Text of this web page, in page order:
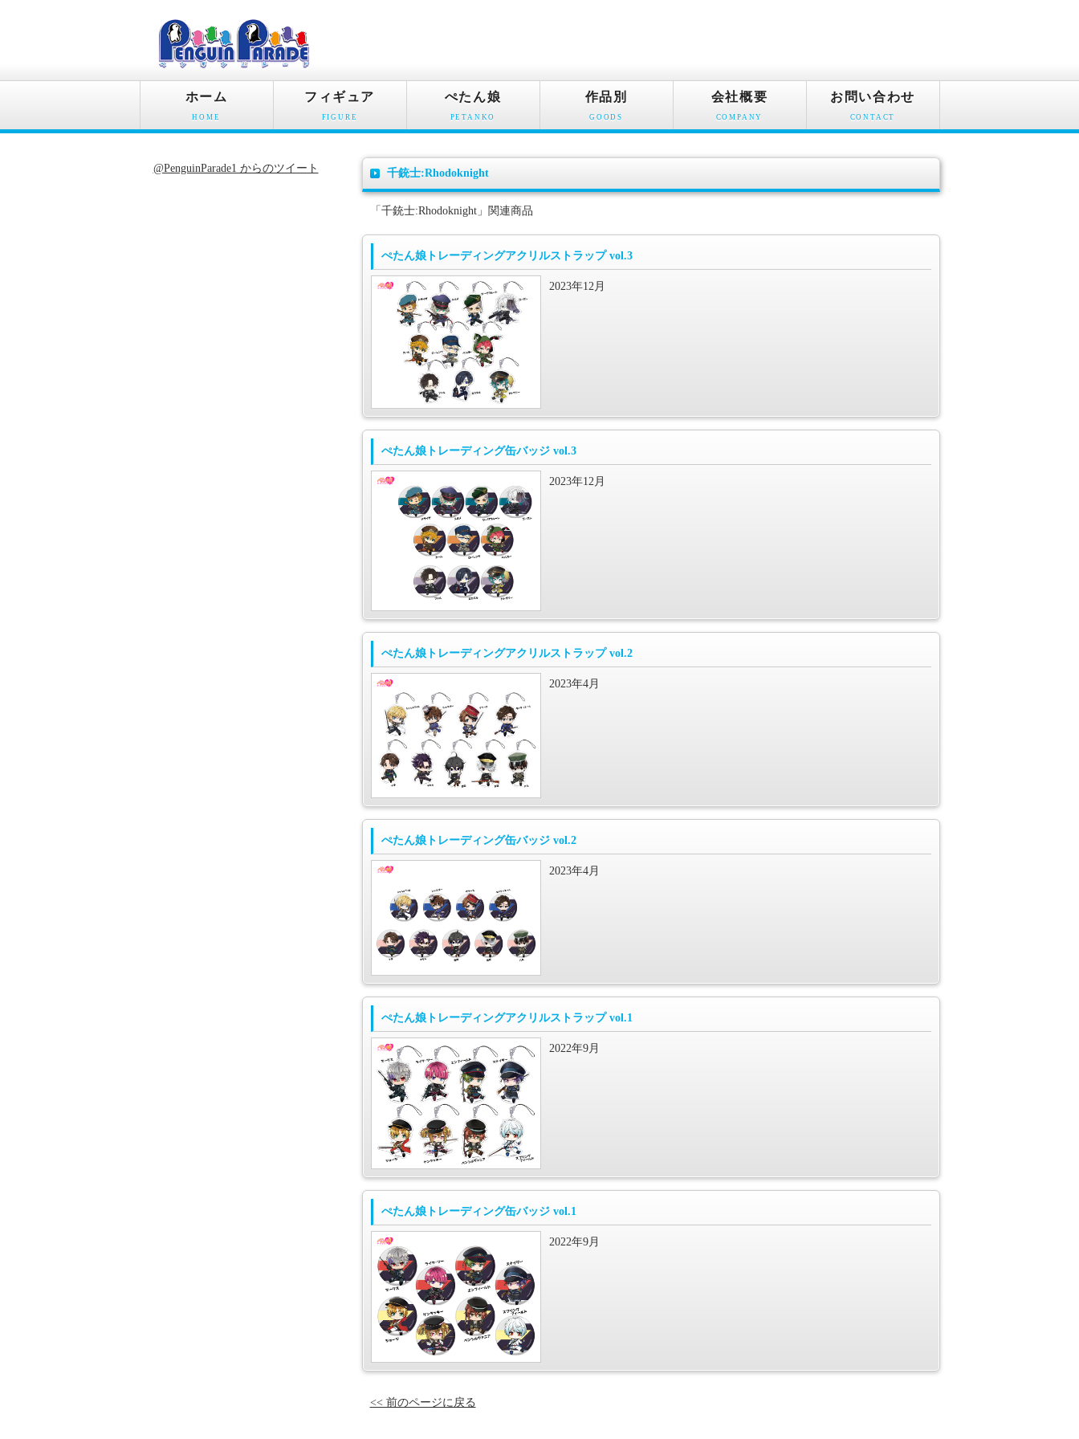
ホーム
HOME
フィギュア
FIGURE
ぺたん娘
PETANKO
作品別
GOODS
会社概要
COMPANY
お問い合わせ
CONTACT
千銃士:Rhodoknight
「千銃士:Rhodoknight」関連商品
ぺたん娘トレーディングアクリルストラップ vol.3
2023年12月
ぺたん娘トレーディング缶バッジ vol.3
2023年12月
ぺたん娘トレーディングアクリルストラップ vol.2
2023年4月
ぺたん娘トレーディング缶バッジ vol.2
2023年4月
ぺたん娘トレーディングアクリルストラップ vol.1
2022年9月
ぺたん娘トレーディング缶バッジ vol.1
2022年9月
<< 前のページに戻る
@PenguinParade1 からのツイート